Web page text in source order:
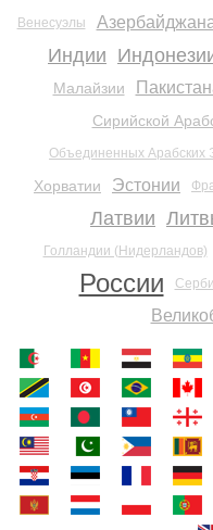
Венесуэлы
Индии
Малайзии
Сирийской
Объединенных Арабских
Хорватии Эстонии
Латвии
Голландии (Нидерландов)
России